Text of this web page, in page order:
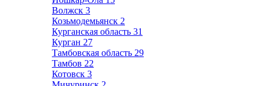
Волжск 3
Козьмодемьянск 2
Курганская область 31
Курган 27
Тамбовская область 29
Тамбов 22
Котовск 3